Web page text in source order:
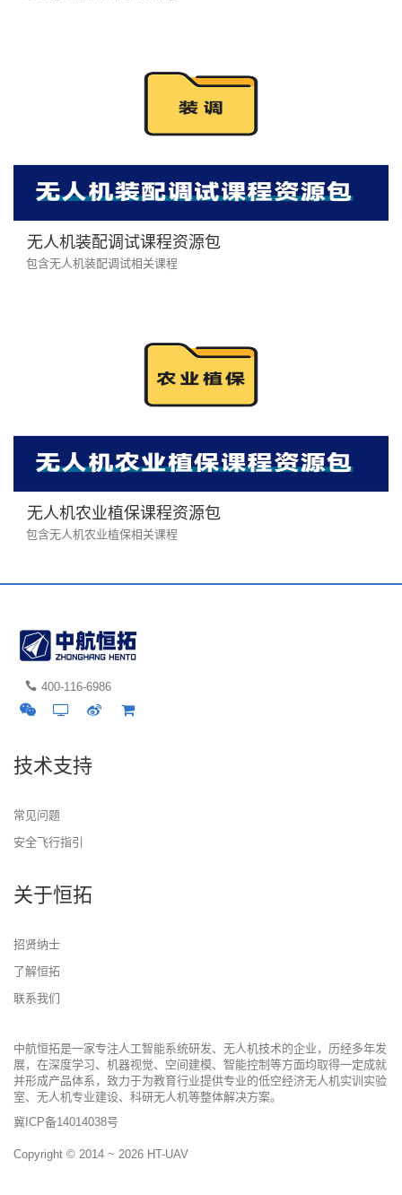
无人机装配调试课程资源包
包含无人机装配调试相关课程
无人机农业植保课程资源包
包含无人机农业植保相关课程
400-116-6986
技术支持
常见问题
安全飞行指引
关于恒拓
招贤纳士
了解恒拓
联系我们
中航恒拓是一家专注人工智能系统研发、无人机技术的企业，历经多年发
展，在深度学习、机器视觉、空间建模、智能控制等方面均取得一定成就
并形成产品体系，致力于为教育行业提供专业的低空经济无人机实训实验
室、无人机专业建设、科研无人机等整体解决方案。
冀ICP备14014038号
Copyright © 2014 ~ 2026 HT-UAV